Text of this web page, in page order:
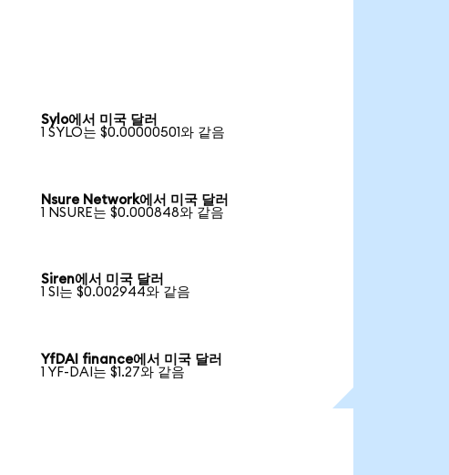
Sylo에서 미국 달러
1 SYLO는 $0.00000501와 같음
Nsure Network에서 미국 달러
1 NSURE는 $0.000848와 같음
Siren에서 미국 달러
1 SI는 $0.002944와 같음
YfDAI finance에서 미국 달러
1 YF-DAI는 $1.27와 같음